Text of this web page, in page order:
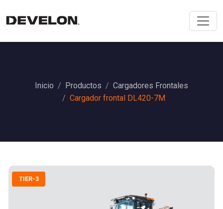
Inicio Productos
Cargadores Frontales
Cargador frontal DL420-7M
TIER-3